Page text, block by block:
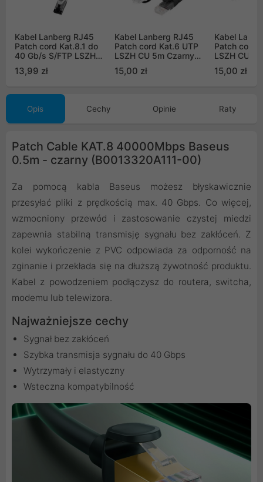
Kabel Lanberg RJ45
Patch cord Kat.8.1 do
40 Gb/s S/FTP LSZH
CU 1,5m Szary Fluke
Passed (PCF8-10CU-
13,99 zł
Kabel Lanberg RJ45
Patch cord Kat.6 UTP
LSZH CU 5m Czarny
Fluke Passed (PCU6-
10CU-0500-BK)
15,00 zł
Kabel
Patch cord
LSZH CU
Fluke
10CU-
15,00 zł
Opis Cechy Opinie Raty
Patch Cable KAT.8 40000Mbps Baseus
0.5m - czarny (B0013320A111-00)
Za pomocą kabla Baseus możesz błyskawicznie
przesyłać pliki z prędkością max. 40 Gbps. Co więcej,
wzmocniony przewód i zastosowanie czystej miedzi
zapewnia stabilną transmisję sygnału bez zakłóceń. Z
kolei wykończenie z PVC odpowiada za odporność na
zginanie i przekłada się na dłuższą żywotność produktu.
Kabel z powodzeniem podłączysz do routera, switcha,
modemu lub telewizora.
Najważniejsze cechy
Sygnał bez zakłóceń
Szybka transmisja sygnału do 40 Gbps
Wytrzymały i elastyczny
Wsteczna kompatybilność